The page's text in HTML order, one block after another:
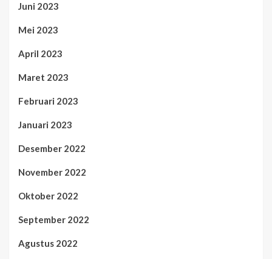
Juni 2023
Mei 2023
April 2023
Maret 2023
Februari 2023
Januari 2023
Desember 2022
November 2022
Oktober 2022
September 2022
Agustus 2022